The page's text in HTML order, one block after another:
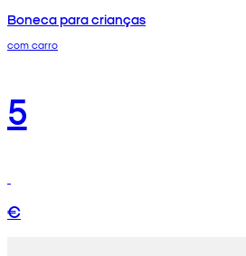
Boneca para crianças
com carro
5
€